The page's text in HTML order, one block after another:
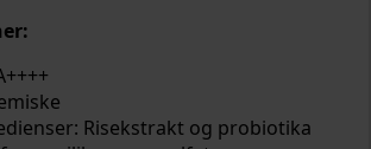
Risekstrakt og probiotika